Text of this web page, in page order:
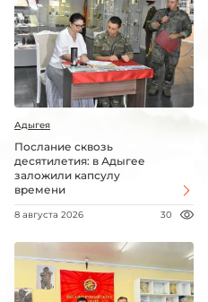
Адыгея
Послание сквозь
десятилетия: в Адыгее
заложили капсулу
времени
8 августа 2026 30